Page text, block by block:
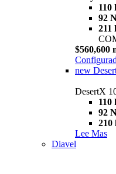
110
92
211
$560,600
new
DesertX
110
92
210
Lee Mas
Diavel